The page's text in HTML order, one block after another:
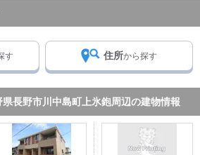
す 住所から探す
長野市川中島町上氷鉋周辺の建物情報